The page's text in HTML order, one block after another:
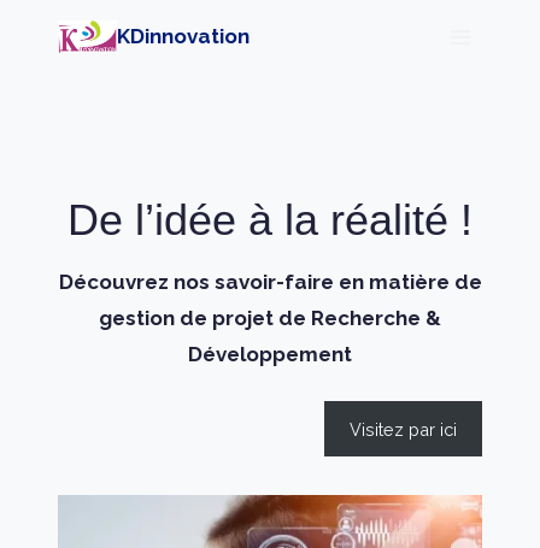
KDinnovation
De l’idée à la réalité !
Découvrez nos savoir-faire en matière de
gestion de projet de Recherche &
Développement
Visitez par ici